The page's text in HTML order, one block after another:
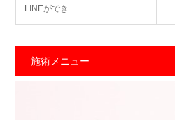
LINEができ…
施術メニュー